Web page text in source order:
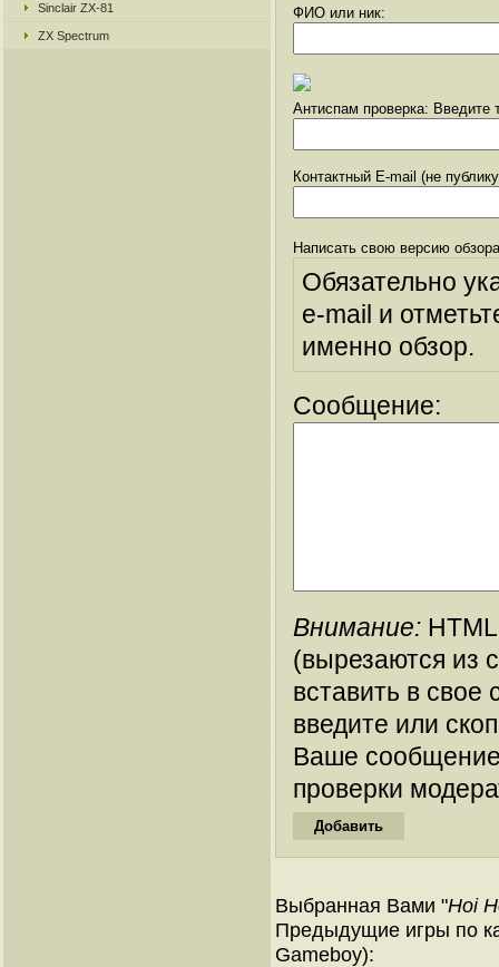
Sinclair ZX-81
ZX Spectrum
ФИО или ник:
Антиспам проверка: Введите
Контактный E-mail (не
Написать свою версию
Обязательно
e-mail и
именно обзор.
Сообщение:
Внимание:
(вырезаются из
вставить в
введите или
Ваше
проверки
Выбранная Вами "Hoi
Предыдущие игры по
Gameboy):